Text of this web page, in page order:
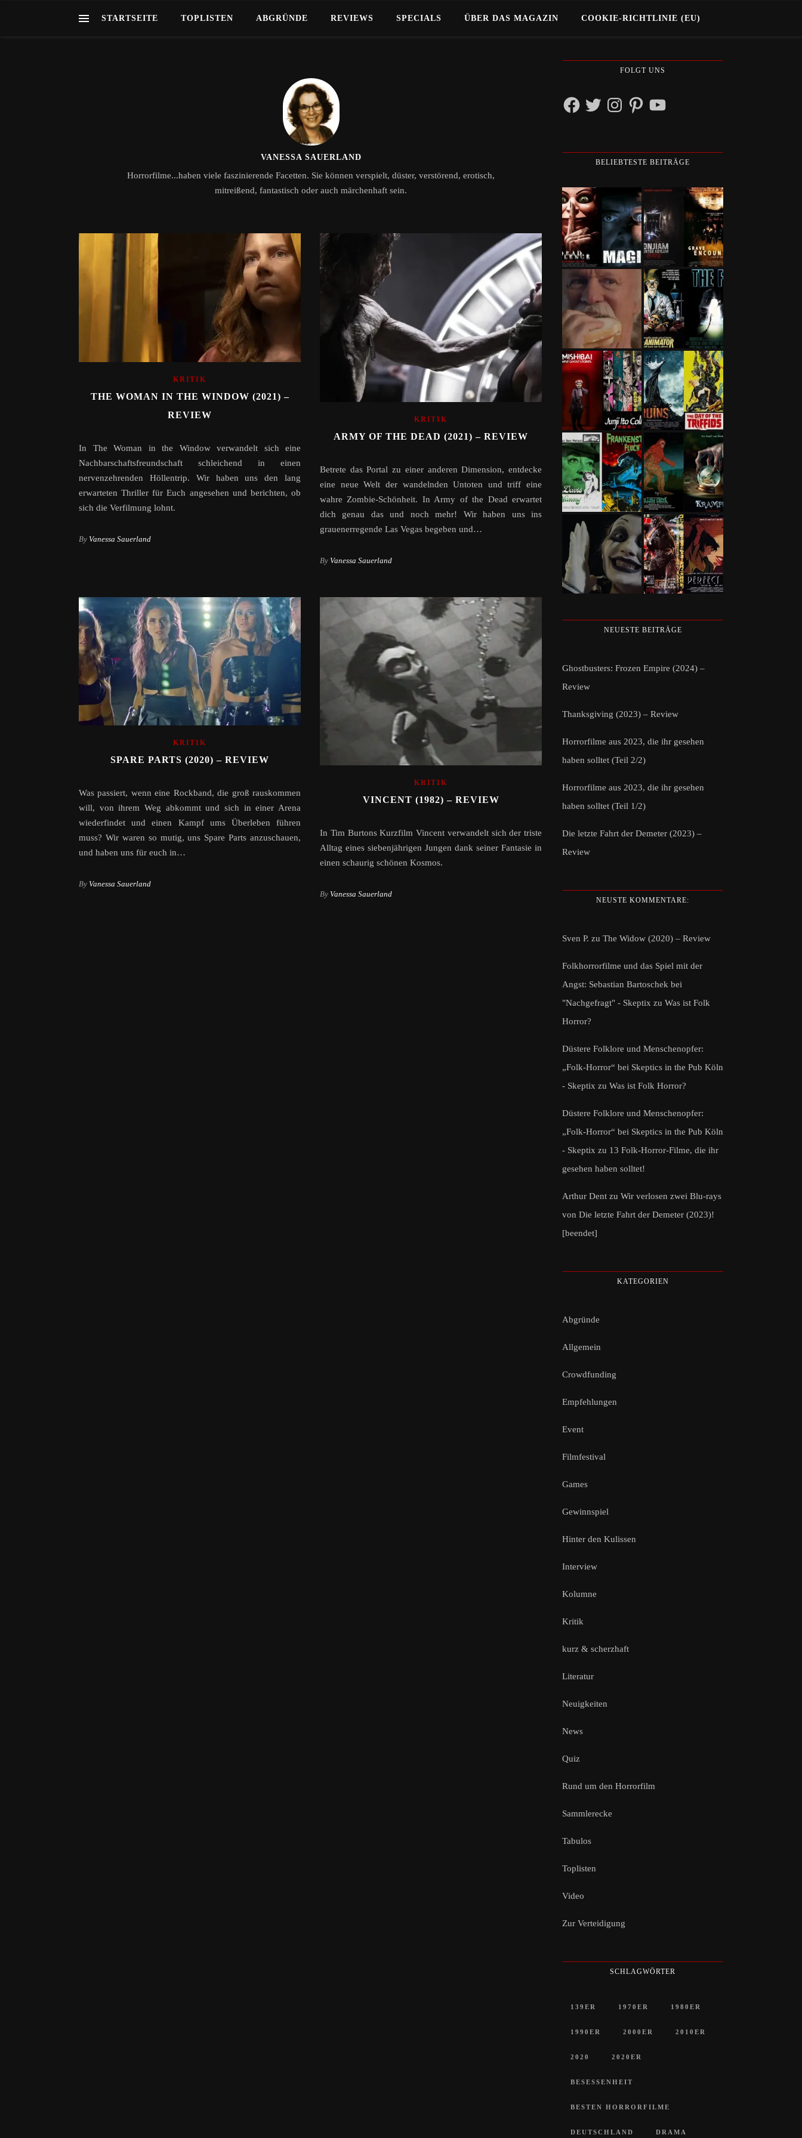
STARTSEITE TOPLISTEN ABGRÜNDE REVIEWS SPECIALS ÜBER DAS MAGAZIN COOKIE-RICHTLINIE (EU)
VANESSA SAUERLAND
Horrorfilme...haben viele faszinierende Facetten. Sie können verspielt, düster, verstörend, erotisch,
mitreißend, fantastisch oder auch märchenhaft sein.
KRITIK
THE WOMAN IN THE WINDOW (2021) –
REVIEW
In The Woman in the Window verwandelt sich eine
Nachbarschaftsfreundschaft schleichend in einen
nervenzehrenden Höllentrip. Wir haben uns den lang
erwarteten Thriller für Euch angesehen und berichten, ob
sich die Verfilmung lohnt.
By Vanessa Sauerland
KRITIK
ARMY OF THE DEAD (2021) – REVIEW
Betrete das Portal zu einer anderen Dimension, entdecke
eine neue Welt der wandelnden Untoten und triff eine
wahre Zombie-Schönheit. In Army of the Dead erwartet
dich genau das und noch mehr! Wir haben uns ins
grauenerregende Las Vegas begeben und…
By Vanessa Sauerland
KRITIK
SPARE PARTS (2020) – REVIEW
Was passiert, wenn eine Rockband, die groß rauskommen
will, von ihrem Weg abkommt und sich in einer Arena
wiederfindet und einen Kampf ums Überleben führen
muss? Wir waren so mutig, uns Spare Parts anzuschauen,
und haben uns für euch in…
By Vanessa Sauerland
KRITIK
VINCENT (1982) – REVIEW
In Tim Burtons Kurzfilm Vincent verwandelt sich der triste
Alltag eines siebenjährigen Jungen dank seiner Fantasie in
einen schaurig schönen Kosmos.
By Vanessa Sauerland
FOLGT UNS
FacebookTwitterInstagramPinterestYouTube
BELIEBTESTE BEITRÄGE
NEUESTE BEITRÄGE
Ghostbusters: Frozen Empire (2024) –
Review
Thanksgiving (2023) – Review
Horrorfilme aus 2023, die ihr gesehen
haben solltet (Teil 2/2)
Horrorfilme aus 2023, die ihr gesehen
haben solltet (Teil 1/2)
Die letzte Fahrt der Demeter (2023) –
Review
NEUSTE KOMMENTARE:
Sven P. zu The Widow (2020) – Review
Folkhorrorfilme und das Spiel mit der
Angst: Sebastian Bartoschek bei
"Nachgefragt" - Skeptix zu Was ist Folk
Horror?
Düstere Folklore und Menschenopfer:
„Folk-Horror“ bei Skeptics in the Pub Köln
- Skeptix zu Was ist Folk Horror?
Düstere Folklore und Menschenopfer:
„Folk-Horror“ bei Skeptics in the Pub Köln
- Skeptix zu 13 Folk-Horror-Filme, die ihr
gesehen haben solltet!
Arthur Dent zu Wir verlosen zwei Blu-rays
von Die letzte Fahrt der Demeter (2023)!
[beendet]
KATEGORIEN
Abgründe
Allgemein
Crowdfunding
Empfehlungen
Event
Filmfestival
Games
Gewinnspiel
Hinter den Kulissen
Interview
Kolumne
Kritik
kurz & scherzhaft
Literatur
Neuigkeiten
News
Quiz
Rund um den Horrorfilm
Sammlerecke
Tabulos
Toplisten
Video
Zur Verteidigung
SCHLAGWÖRTER
139ER 1970ER 1980ER
1990ER 2000ER 2010ER
2020 2020ER
BESESSENHEIT
BESTEN HORRORFILME
DEUTSCHLAND DRAMA